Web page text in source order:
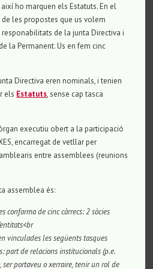
ho marquen els Estatuts. En el
les propostes que us volem
de la junta Directiva i
la Permanent. Us en fem cinc
Directiva eren nominals, i tenien
els Estatuts, sense cap tasca
executiu obert a la participació
encarregat de vetllar per
entre assemblees (reunions
assemblea és:
conforma de cinc càrrecs: 2 sòcies
vinculades les següents tasques
part de relacions institucionals (p.e.
ser portaveu o xerraire, tenir un rol de